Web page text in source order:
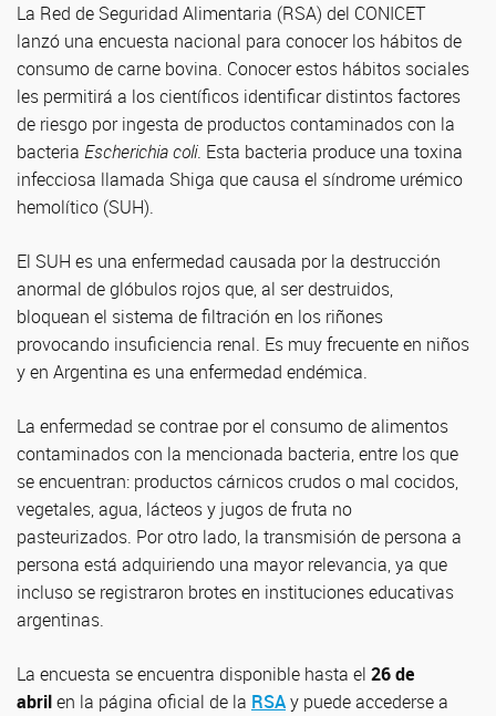
La Red de Seguridad Alimentaria (RSA) del CONICET
lanzó una encuesta nacional para conocer los hábitos de
consumo de carne bovina. Conocer estos hábitos sociales
les permitirá a los científicos identificar distintos factores
de riesgo por ingesta de productos contaminados con la
bacteria Escherichia coli. Esta bacteria produce una toxina
infecciosa llamada Shiga que causa el síndrome urémico
hemolítico (SUH).
El SUH es una enfermedad causada por la destrucción
anormal de glóbulos rojos que, al ser destruidos,
bloquean el sistema de filtración en los riñones
provocando insuficiencia renal. Es muy frecuente en niños
y en Argentina es una enfermedad endémica.
La enfermedad se contrae por el consumo de alimentos
contaminados con la mencionada bacteria, entre los que
se encuentran: productos cárnicos crudos o mal cocidos,
vegetales, agua, lácteos y jugos de fruta no
pasteurizados. Por otro lado, la transmisión de persona a
persona está adquiriendo una mayor relevancia, ya que
incluso se registraron brotes en instituciones educativas
argentinas.
La encuesta se encuentra disponible hasta el 26 de
abrilen la página oficial de la RSAy puede accederse a